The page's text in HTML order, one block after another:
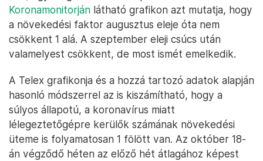
Koronamonitorján látható grafikon azt mutatja, hogy
a növekedési faktor augusztus eleje óta nem
csökkent 1 alá. A szeptember eleji csúcs után
valamelyest csökkent, de most ismét emelkedik.
A Telex grafikonja és a hozzá tartozó adatok alapján
hasonló módszerrel az is kiszámítható, hogy a
súlyos állapotú, a koronavírus miatt
lélegeztetőgépre kerülők számának növekedési
üteme is folyamatosan 1 fölött van. Az október 18-
án végződő héten az előző hét átlagához képest